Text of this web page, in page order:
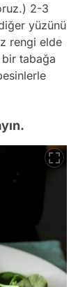
2-3
yüzünü
rengi elde
tabağa